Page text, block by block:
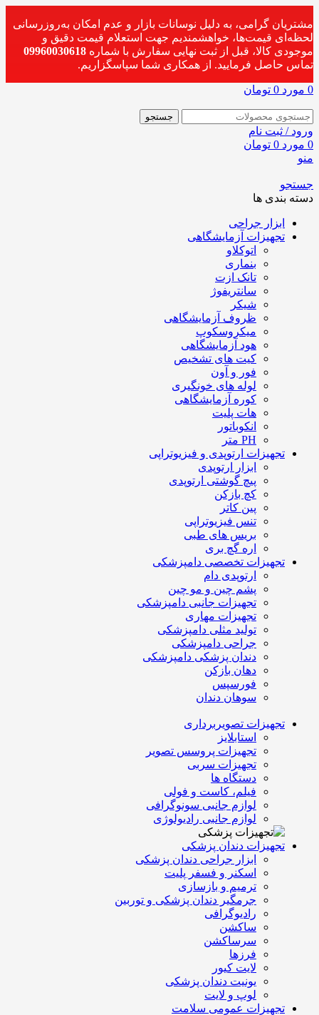
مشتریان گرامی، به دلیل نوسانات بازار و عدم امکان به‌روزرسانی
لحظه‌ای قیمت‌ها، خواهشمندیم جهت استعلام قیمت دقیق و
موجودی کالا، قبل از ثبت نهایی سفارش با شماره 09960030618
تماس حاصل فرمایید. از همکاری شما سپاسگزاریم.
0 مورد 0 تومان
جستجو
ورود / ثبت نام
0 مورد 0 تومان
منو
جستجو
دسته بندی ها
ابزار جراحی
تجهیزات آزمایشگاهی
اتوکلاو
بنماری
تانک ازت
سانتریفوژ
شیکر
ظروف آزمایشگاهی
میکروسکوپ
هود آزمایشگاهی
کیت های تشخیص
فور و آون
لوله های خونگیری
کوره آزمایشگاهی
هات پلیت
انکوباتور
PH متر
تجهیزات ارتوپدی و فیزیوتراپی
ابزار ارتوپدی
پیچ گوشتی ارتوپدی
کچ بازکن
پین کاتر
تنس فیزیوتراپی
بریس های طبی
اره گچ بری
تجهیزات تخصصی دامپزشکی
ارتوپدی دام
پشم چین و مو چین
تجهیزات جانبی دامپزشکی
تجهیزات مهاری
تولید مثلی دامپزشکی
جراحی دامپزشکی
دندان پزشکی دامپزشکی
دهان بازکن
فورسپس
سوهان دندان
تجهیزات تصویربرداری
استابلایز
تجهیزات پروسس تصویر
تجهیزات سربی
دستگاه ها
فیلم، کاست و فولی
لوازم جانبی سونوگرافی
لوازم جانبی رادیولوژی
تجهیزات دندان پزشکی
ابزار جراحی دندان پزشکی
اسکنر و فسفر پلیت
ترمیم و بازسازی
جرمگیر دندان پزشکی و توربین
رادیوگرافی
ساکشن
سرساکشن
فرزها
لایت کیور
یونیت دندان پزشکی
لوپ و لایت
تجهیزات عمومی سلامت